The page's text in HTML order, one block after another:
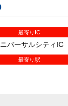
最寄りIC
バーサルシティIC
最寄り駅